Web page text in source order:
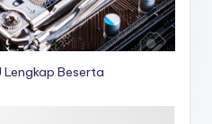
Beserta